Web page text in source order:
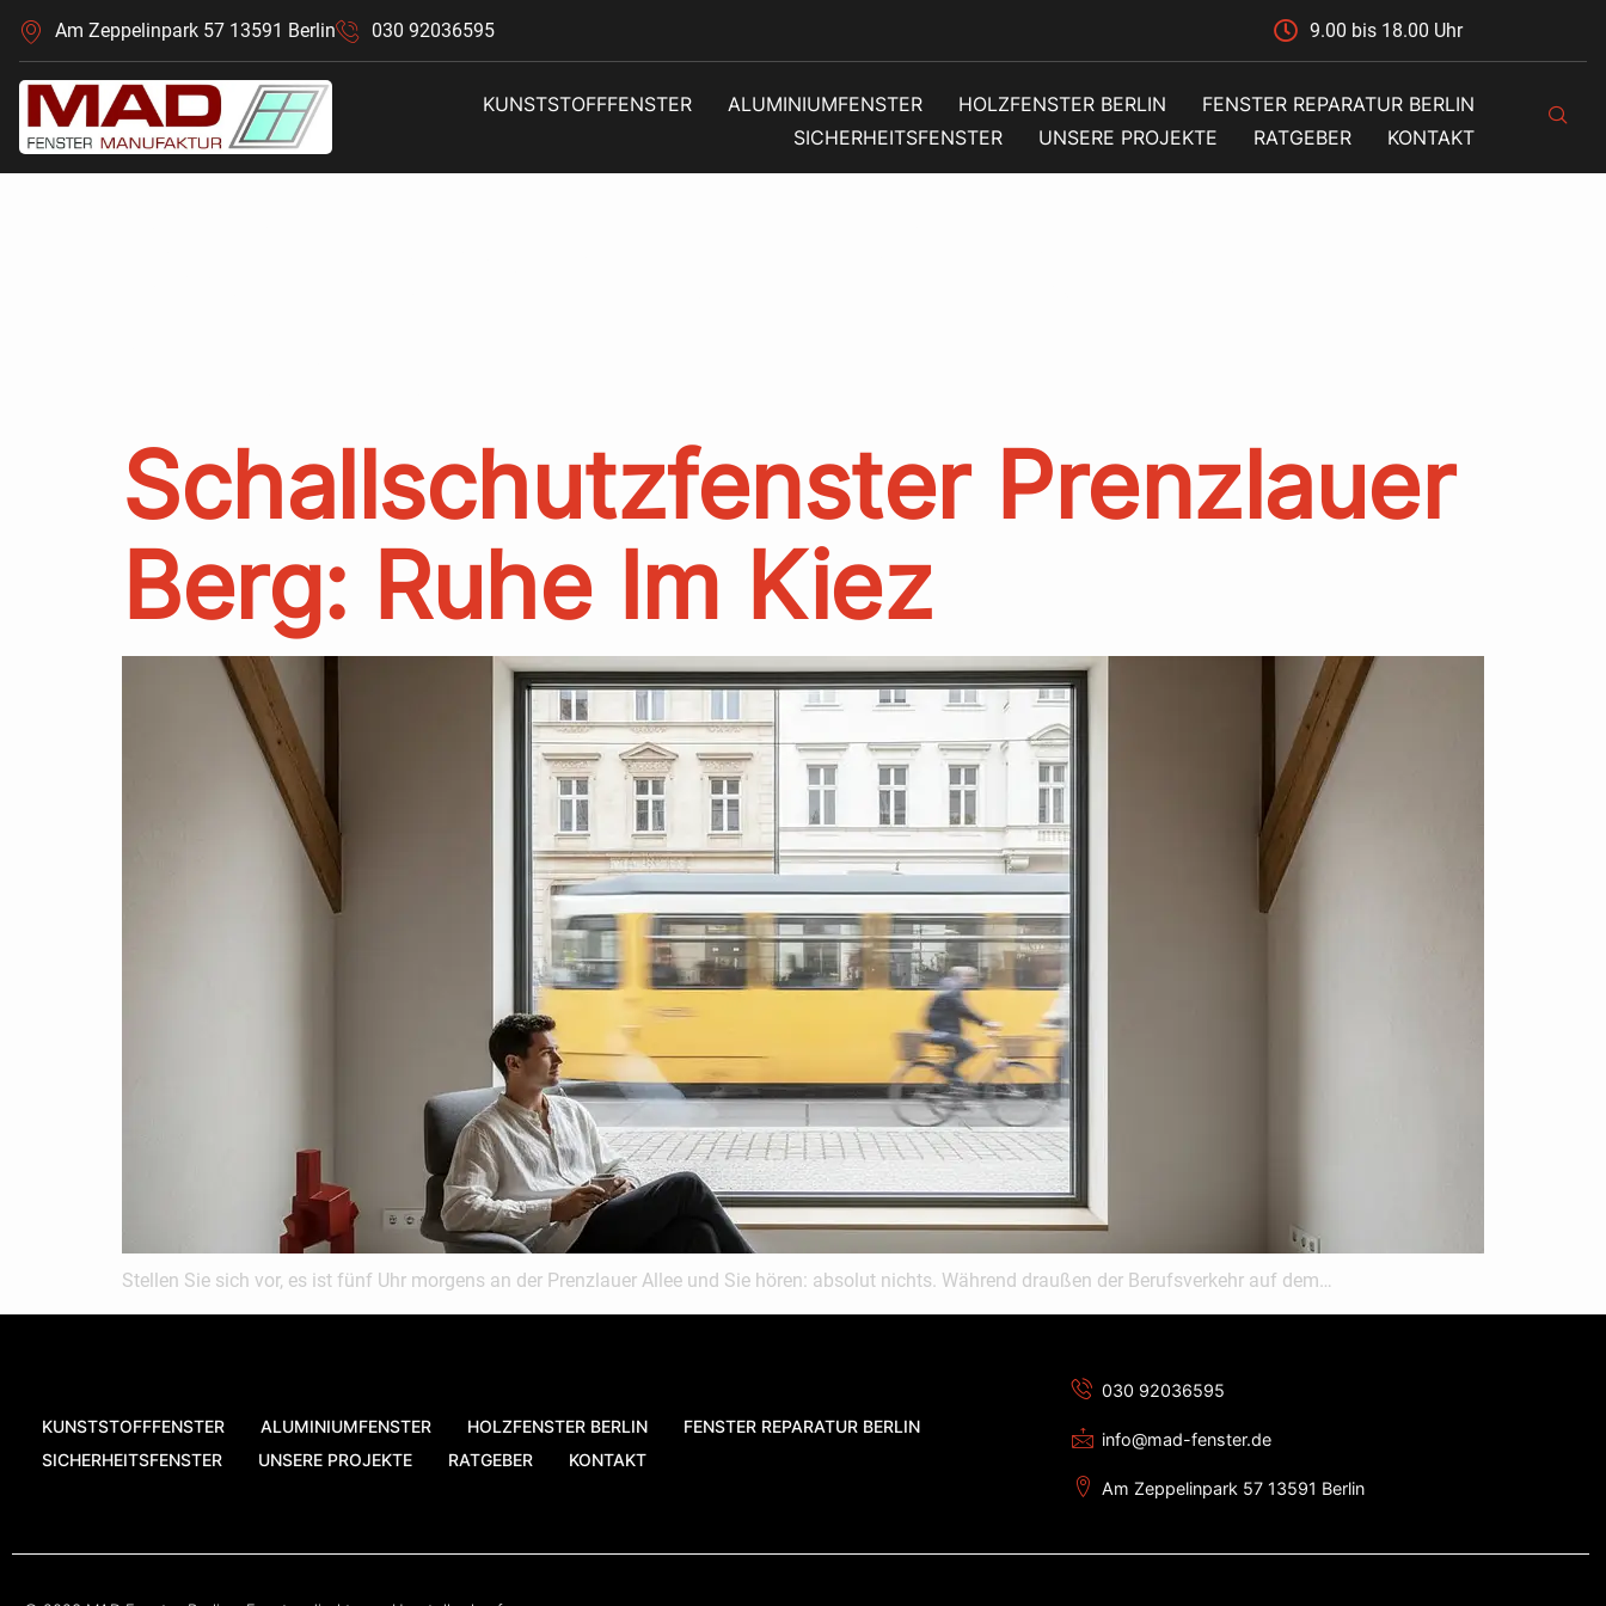
Am Zeppelinpark 57 13591 Berlin 030 92036595 9.00 bis 18.00 Uhr
KUNSTSTOFFFENSTER ALUMINIUMFENSTER HOLZFENSTER BERLIN
FENSTER REPARATUR BERLIN
SICHERHEITSFENSTER
UNSERE PROJEKTE RATGEBER KONTAKT
Schallschutzfenster Prenzlauer
Berg: Ruhe Im Kiez
Stellen Sie sich vor, es ist fünf Uhr morgens an der Prenzlauer Allee und Sie hören: absolut nichts. Während draußen der Berufsverkehr auf dem…
KUNSTSTOFFFENSTER ALUMINIUMFENSTER HOLZFENSTER BERLIN
FENSTER REPARATUR BERLIN
SICHERHEITSFENSTER
UNSERE PROJEKTE RATGEBER KONTAKT
030 92036595
info@mad-fenster.de
Am Zeppelinpark 57 13591 Berlin